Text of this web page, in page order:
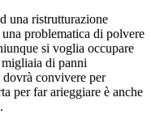
una ristrutturazione
problematica di polvere
si voglia occupare
di panni
convivere per
per far arieggiare è anche